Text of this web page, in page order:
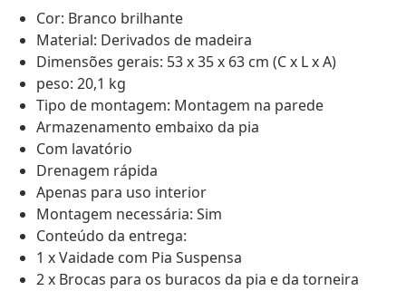
Cor: Branco brilhante
Material: Derivados de madeira
Dimensões gerais: 53 x 35 x 63 cm (C x L x A)
peso: 20,1 kg
Tipo de montagem: Montagem na parede
Armazenamento embaixo da pia
Com lavatório
Drenagem rápida
Apenas para uso interior
Montagem necessária: Sim
Conteúdo da entrega:
1 x Vaidade com Pia Suspensa
2 x Brocas para os buracos da pia e da torneira